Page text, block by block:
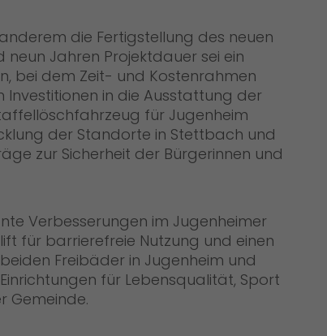
die Fertigstellung des neuen
Jahren Projektdauer sei ein
bei dem Zeit- und Kostenrahmen
Investitionen in die Ausstattung der
für Jugenheim
der Standorte in Stettbach und
zur Sicherheit der Bürgerinnen und
Verbesserungen im Jugenheimer
für barrierefreie Nutzung und einen
Freibäder in Jugenheim und
für Lebensqualität, Sport
Gemeinde.